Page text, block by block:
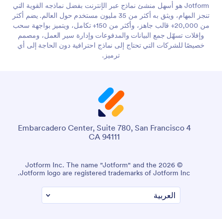
Jotform هو أسهل منشئ نماذج عبر الإنترنت بفضل نماذجه القوية التي
تنجز المهام، ويثق به أكثر من 35 مليون مستخدم حول العالم. يضم أكثر
من 20,000+ قالب جاهز، وأكثر من 150+ تكامل، ويتميز بواجهة سحب
وإفلات تسهّل جمع البيانات والمدفوعات وإدارة سير العمل، ومصمم
خصيصًا للشركات التي تحتاج إلى نماذج احترافية دون الحاجة إلى أي
ترميز.
4 Embarcadero Center, Suite 780, San Francisco
CA 94111
© 2026 Jotform Inc. The name "Jotform" and the
Jotform logo are registered trademarks of Jotform Inc.